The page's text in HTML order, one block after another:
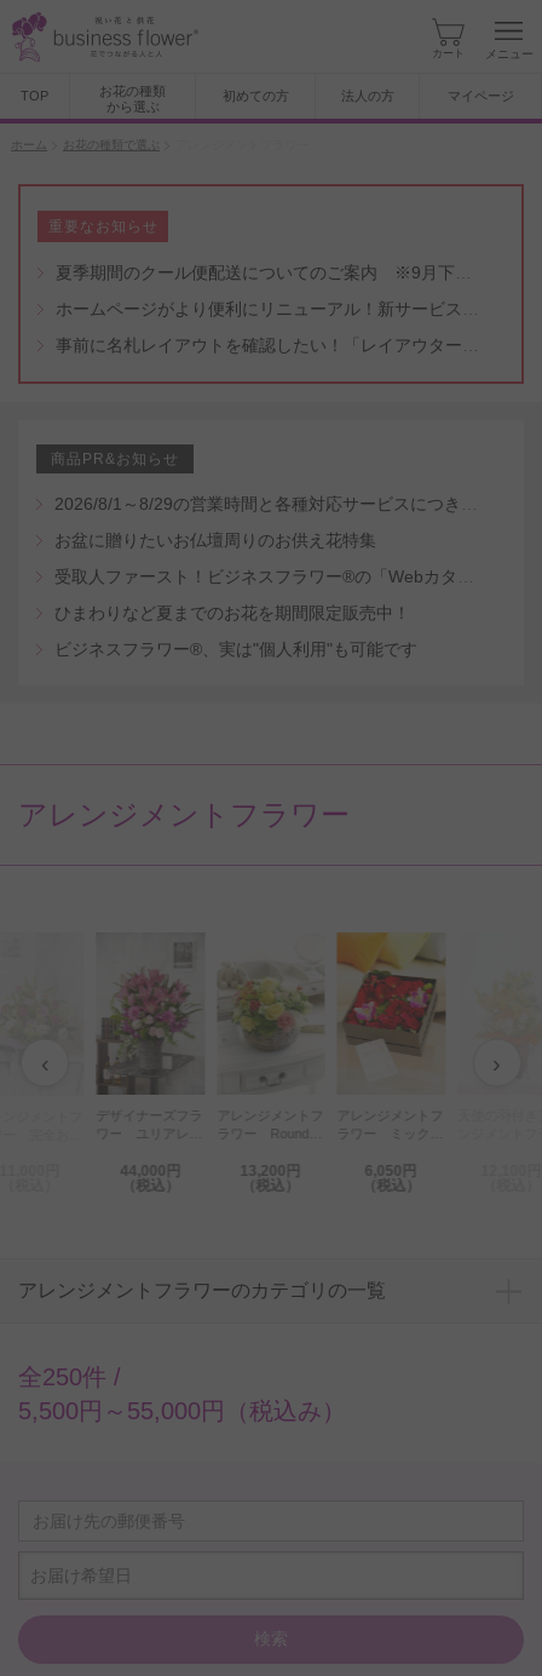
カート メニュー
TOP
お花の種類
から選ぶ
初めての方 法人の方 マイページ
ホーム お花の種類で選ぶ
重要なお知らせ
商品PR&お知らせ
お盆に贈りたいお仏壇周りのお供え花特集
ひまわりなど夏までのお花を期間限定販売中！
ビジネスフラワー®、実は"個人利用"も可能です
アレンジメントフラワー
‹ ›
デザイナーズフラ
ワー ユリアレン
ガントリリー】
4万円コース
44,000円
（税込）
アレンジメントフ
ラワー Round
レンジ系）
13,200円
（税込）
アレンジメントフ
ラワー ミックス
エア・赤系）
6,050円
（税込）
アレンジメントフラワーのカテゴリの一覧
全250件 /
5,500円～55,000円（税込み）
お届け希望日
検索